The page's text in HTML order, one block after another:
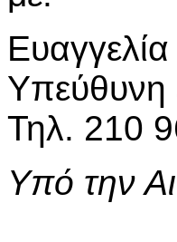
Υπεύθυνη
Τηλ. 210
Υπό την